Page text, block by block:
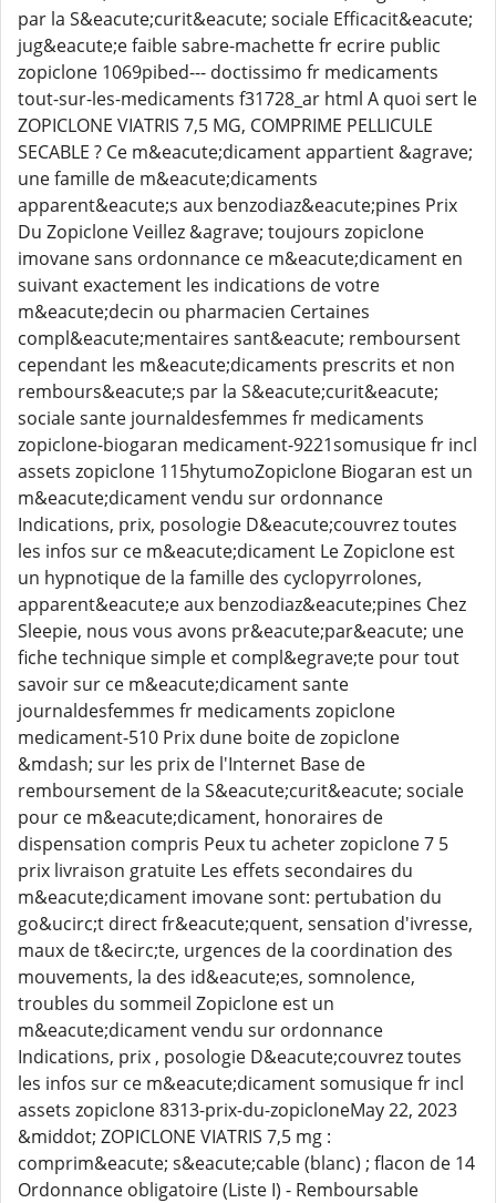
par la S&eacute;curit&eacute; sociale Efficacit&eacute;
jug&eacute;e faible sabre-machette fr ecrire public
zopiclone 1069pibed--- doctissimo fr medicaments
tout-sur-les-medicaments f31728_ar html A quoi sert le
ZOPICLONE VIATRIS 7,5 MG, COMPRIME PELLICULE
SECABLE ? Ce m&eacute;dicament appartient &agrave;
une famille de m&eacute;dicaments
apparent&eacute;s aux benzodiaz&eacute;pines Prix
Du Zopiclone Veillez &agrave; toujours zopiclone
imovane sans ordonnance ce m&eacute;dicament en
suivant exactement les indications de votre
m&eacute;decin ou pharmacien Certaines
compl&eacute;mentaires sant&eacute; remboursent
cependant les m&eacute;dicaments prescrits et non
rembours&eacute;s par la S&eacute;curit&eacute;
sociale sante journaldesfemmes fr medicaments
zopiclone-biogaran medicament-9221somusique fr incl
assets zopiclone 115hytumoZopiclone Biogaran est un
m&eacute;dicament vendu sur ordonnance
Indications, prix, posologie D&eacute;couvrez toutes
les infos sur ce m&eacute;dicament Le Zopiclone est
un hypnotique de la famille des cyclopyrrolones,
apparent&eacute;e aux benzodiaz&eacute;pines Chez
Sleepie, nous vous avons pr&eacute;par&eacute; une
fiche technique simple et compl&egrave;te pour tout
savoir sur ce m&eacute;dicament sante
journaldesfemmes fr medicaments zopiclone
medicament-510 Prix dune boite de zopiclone
&mdash; sur les prix de l'Internet Base de
remboursement de la S&eacute;curit&eacute; sociale
pour ce m&eacute;dicament, honoraires de
dispensation compris Peux tu acheter zopiclone 7 5
prix livraison gratuite Les effets secondaires du
m&eacute;dicament imovane sont: pertubation du
go&ucirc;t direct fr&eacute;quent, sensation d'ivresse,
maux de t&ecirc;te, urgences de la coordination des
mouvements, la des id&eacute;es, somnolence,
troubles du sommeil Zopiclone est un
m&eacute;dicament vendu sur ordonnance
Indications, prix , posologie D&eacute;couvrez toutes
les infos sur ce m&eacute;dicament somusique fr incl
assets zopiclone 8313-prix-du-zopicloneMay 22, 2023
&middot; ZOPICLONE VIATRIS 7,5 mg :
comprim&eacute; s&eacute;cable (blanc) ; flacon de 14
Ordonnance obligatoire (Liste I) - Remboursable